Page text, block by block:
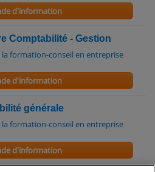
d'information
Comptabilité - Gestion
la formation-conseil en entreprise
d'information
générale
la formation-conseil en entreprise
d'information